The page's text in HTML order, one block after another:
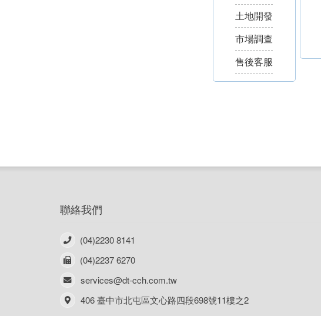
土地開發
市場調查
售後客服
聯絡我們
(04)2230 8141
(04)2237 6270
services@dt-cch.com.tw
406 臺中市北屯區文心路四段698號11樓之2